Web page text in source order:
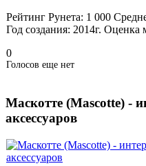
Рейтинг Рунета: 1 000
Год создания: 2014г. Оценка
0
Голосов еще нет
Маскотте (Mascotte) -
аксессуаров